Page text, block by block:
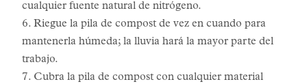
cualquier fuente natural de nitrógeno.
6. Riegue la pila de compost de vez en cuando para
mantenerla húmeda; la lluvia hará la mayor parte del
trabajo.
7. Cubra la pila de compost con cualquier material